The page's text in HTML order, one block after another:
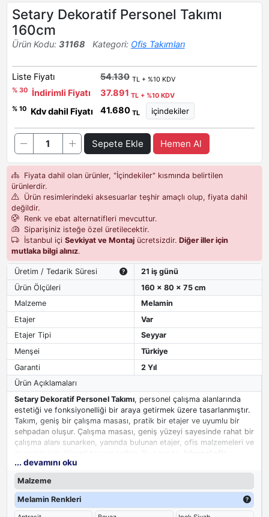
Setary Dekoratif Personel Takımı
160cm
Ürün Kodu: 31168 Kategori: Ofis Takımları
Liste Fiyatı 54.130 TL + %10 KDV
% 30
İndirimli Fiyatı 37.891 TL + %10 KDV
% 10
Kdv dahil Fiyatı 41.680 TL
Sepete Ekle Hemen Al
Fiyata dahil olan ürünler, "İçindekiler" kısmında belirtilen
ürünlerdir.
Ürün resimlerindeki aksesuarlar teşhir amaçlı olup, fiyata dahil
değildir.
Renk ve ebat alternatifleri mevcuttur.
Siparişiniz isteğe özel üretilecektir.
İstanbul içi Sevkiyat ve Montajücretsizdir. Diğer iller için
mutlaka bilgi alınız.
Üretim / Tedarik Süresi
21 iş günü
Ürün Ölçüleri
160 x 80 x 75 cm
Malzeme
Melamin
Etajer
Var
Etajer Tipi
Seyyar
Menşei
Türkiye
Garanti
2 Yıl
Ürün Açıklamaları
Setary Dekoratif Personel Takımı, personel çalışma alanlarında
estetiği ve fonksiyonelliği bir araya getirmek üzere tasarlanmıştır.
Takım, geniş bir çalışma masası, pratik bir etajer ve uyumlu bir
sehpadan oluşur. Çalışma masası, geniş yüzeyi sayesinde rahat bir
çalışma alanı sunarken, yanında bulunan etajer, ofis malzemeleri ve
mobilyasıbeklentinizi karşılar.
... devamını oku
Malzeme
Melamin Renkleri